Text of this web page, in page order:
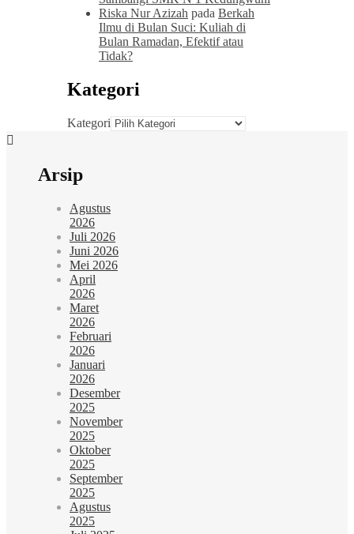
Riska Nur Azizah pada Berkah
Ilmu di Bulan Suci: Kuliah di
Bulan Ramadan, Efektif atau
Tidak?
Kategori
Kategori
Arsip
Agustus
2026
Juli 2026
Juni 2026
Mei 2026
April
2026
Maret
2026
Februari
2026
Januari
2026
Desember
2025
November
2025
Oktober
2025
September
2025
Agustus
2025